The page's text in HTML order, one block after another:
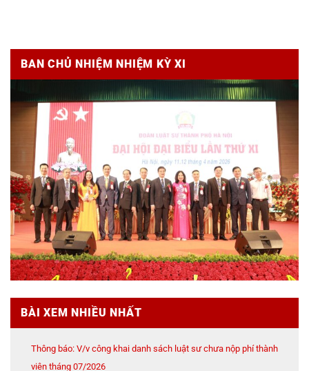
BAN CHỦ NHIỆM NHIỆM KỲ XI
BÀI XEM NHIỀU NHẤT
Thông báo: V/v công khai danh sách luật sư chưa nộp phí thành
viên tháng 07/2026